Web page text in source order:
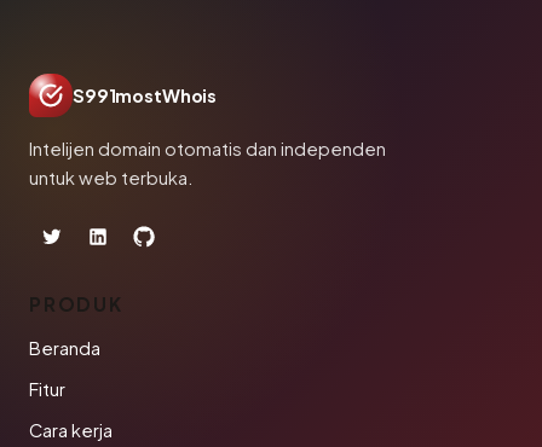
S991mostWhois
Intelijen domain otomatis dan independen
untuk web terbuka.
PRODUK
Beranda
Fitur
Cara kerja